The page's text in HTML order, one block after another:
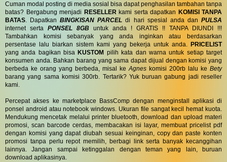
Cuman modal posting di media sosial bisa dapat penghasilan tambahan tanpa
batas? Bergabung menjadi RESELLERkami serta dapatkan KOMISI TANPA
BATAS. DapatkanBINGKISAN PARCEL di hari spesial anda danPULSA
internet serta PONSEL 8GB untuk anda ! GRATIS !! TANPA DIUNDI !!!
Tambahkan komisi sebanyak yang anda inginkan atau berdasarkan
persentase lalu biarkan sistem kami yang bekerja untuk anda. PRICELIST
yang anda bagikan bisa KUSTOM pilih kata dan warna untuk setiap target
konsumen anda. Bahkan barang yang sama dapat dijual dengan komisi yang
berbeda ke orang yang berbeda, misal keAgnes komisi 200rb lalu ke Bety
barang yang sama komisi 300rb. Tertarik? Yuk buruan gabung jadi reseller
kami.
Percepat akses ke marketplace BassComp dengan menginstall aplikasi di
ponsel android atau notebook windows. Ukuran file sangat kecil hemat kuota.
Mendukung mencetak melalui printer bluetooth, download dan upload materi
promosi, scan barcode cerdas, membacakan isi layar, membuat pricelist pdf
dengan komisi yang dapat diubah sesuai keinginan, copy dan paste konten
promosi tanpa perlu repot memilih, berbagi link serta banyak kecanggihan
lainnya. Jangan sampai ketinggalan dengan teman yang lain, buruan
download aplikasinya.